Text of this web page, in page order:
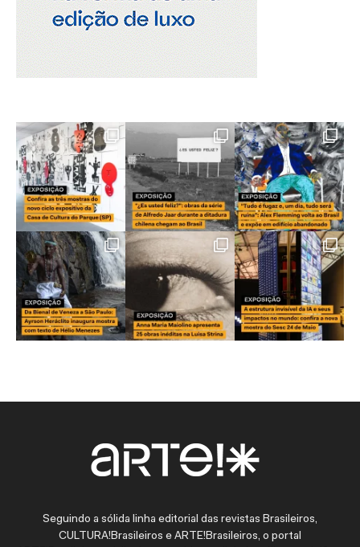
Seguindo a sólida linha editorial das revistas Brasileiros,
CULTURA!Brasileiros e ARTE!Brasileiros, o portal